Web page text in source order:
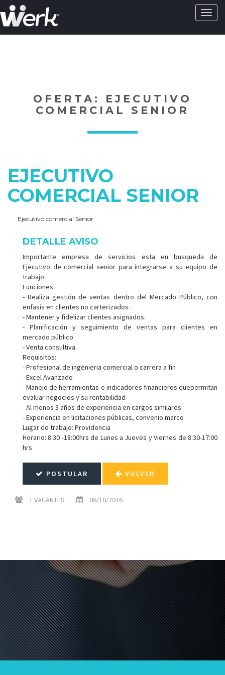
OFERTA: EJECUTIVO
COMERCIAL SENIOR
EJECUTIVO
COMERCIAL SENIOR
Ejecutivo comercial Senior
DETALLE AVISO
Importante empresa de servicios esta en busqueda de
Ejecutivo de comercial senior para integrarse a su equipo de
trabajo
Funciones:
- Realiza gestión de ventas dentro del Mercado Público, con
enfasis en clientes no carterizados.
- Mantener y fidelizar clientes asignados.
- Planificación y seguimiento de ventas para clientes en
mercado público
- Venta consultiva
Requisitos:
- Profesional de ingenieria comercial o carrera a fin
- Excel Avanzado
- Manejo de herramientas e indicadores financieros quepermitan
evaluar negocios y su rentabilidad
- Al menos 3 años de experiencia en cargos similares
- Experiencia en licitaciones públicas, convenio marco
Lugar de trabajo: Providencia
Horario: 8:30 -18:00hrs de Lunes a Jueves y Viernes de 8:30-17:00
hrs
POSTULAR VOLVER
1 VACANTES 06/10/2016